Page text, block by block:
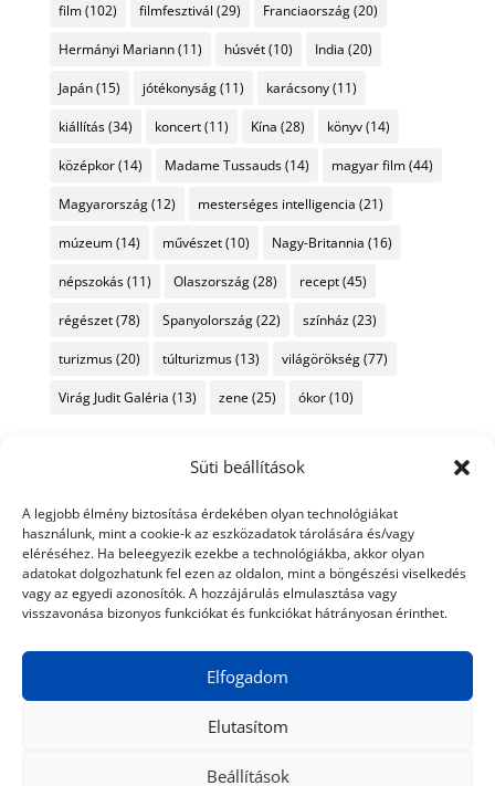
Süti beállítások
A legjobb élmény biztosítása érdekében olyan technológiákat
használunk, mint a cookie-k az eszközadatok tárolására és/vagy
eléréséhez. Ha beleegyezik ezekbe a technológiákba, akkor olyan
adatokat dolgozhatunk fel ezen az oldalon, mint a böngészési viselkedés
vagy az egyedi azonosítók. A hozzájárulás elmulasztása vagy
visszavonása bizonyos funkciókat és funkciókat hátrányosan érinthet.
Elfogadom
Elutasítom
Beállítások
film(102) filmfesztivál (29) Franciaország(20)
Hermányi Mariann(11) húsvét(10) India (20)
Japán(15) jótékonyság(11) karácsony(11)
kiállítás(34) koncert(11) Kína (28) könyv(14)
középkor(14) Madame Tussauds(14) magyar film(44)
Magyarország(12) mesterséges intelligencia (21)
múzeum(14) művészet(10) Nagy-Britannia (16)
népszokás(11) Olaszország(28) recept(45)
régészet(78) Spanyolország(22) színház(23)
turizmus(20) túlturizmus(13) világörökség(77)
Virág Judit Galéria (13) zene (25) ókor(10)
© 2024 Tiéd a Világ Médiaajánlat